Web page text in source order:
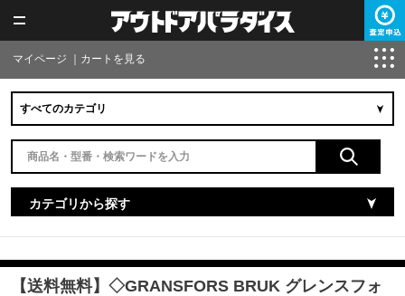
マイページ カートを見る
カテゴリから探す
【送料無料】◇GRANSFORS BRUK グレンスフォ